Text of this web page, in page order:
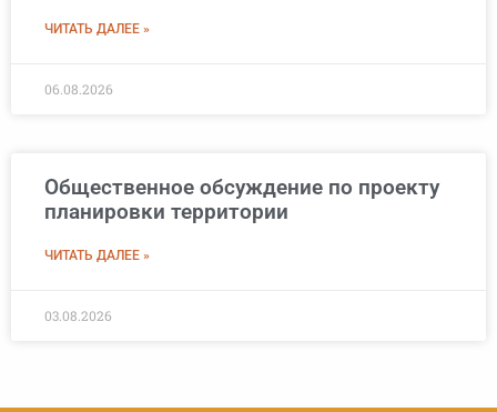
ЧИТАТЬ ДАЛЕЕ »
06.08.2026
Общественное обсуждение по проекту
планировки территории
ЧИТАТЬ ДАЛЕЕ »
03.08.2026